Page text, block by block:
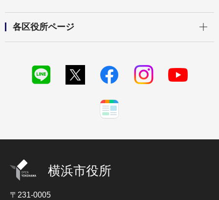
各区役所ページ
横浜市役所
〒231-0005